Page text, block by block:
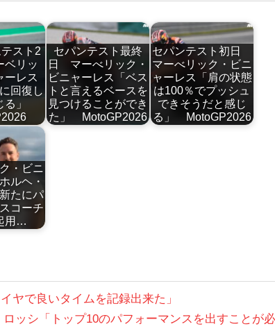
スト2
リッ
ーレス
回復し
」
セパンテスト最終
日 マーべリック・
ビニャーレス「ベス
トと言えるベースを
見つけることができ
た」 MotoGP2026
セパンテスト初日
マーべリック・ビニ
ャーレス「肩の状態
は100％でプッシュ
できそうだと感じ
る」 MotoGP2026
・ビニ
ルヘ・
たにパ
コーチ
用…
で良いタイムを記録出来た」
ッシ「トップ10のパフォーマンスを出すことが必